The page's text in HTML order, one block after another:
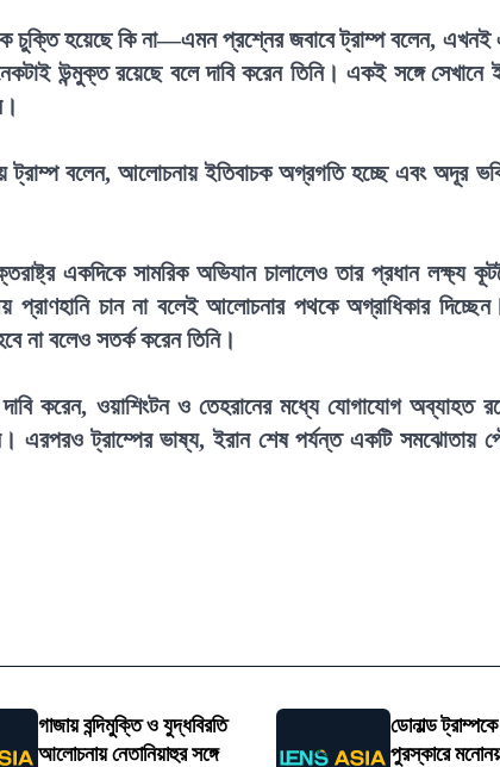
চুক্তি হয়েছে কি না—এমন প্রশ্নের জবাবে ট্রাম্প বলেন, এখনই
উন্মুক্ত রয়েছে বলে দাবি করেন তিনি। একই সঙ্গে সেখানে
ট্রাম্প বলেন, আলোচনায় ইতিবাচক অগ্রগতি হচ্ছে এবং অদূর
একদিকে সামরিক অভিযান চালালেও তার প্রধান লক্ষ্য
প্রাণহানি চান না বলেই আলোচনার পথকে অগ্রাধিকার
না বলেও সতর্ক করেন তিনি।
করেন, ওয়াশিংটন ও তেহরানের মধ্যে যোগাযোগ অব্যাহত
এরপরও ট্রাম্পের ভাষ্য, ইরান শেষ পর্যন্ত একটি সমঝোতায়
গাজায় বন্দিমুক্তি ও যুদ্ধবিরতি
আলোচনায় নেতানিয়াহুর সঙ্গে
ডোনাল্ড
পুরস্কারে